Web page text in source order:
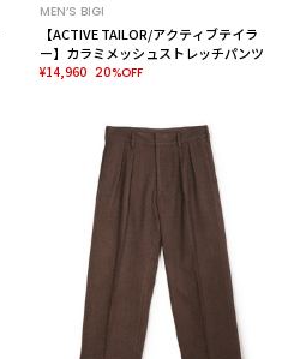
MEN’S BIGI
【ACTIVE TAILOR/アクティブテイラ
ー】カラミメッシュストレッチパンツ
¥14,960 20%OFF